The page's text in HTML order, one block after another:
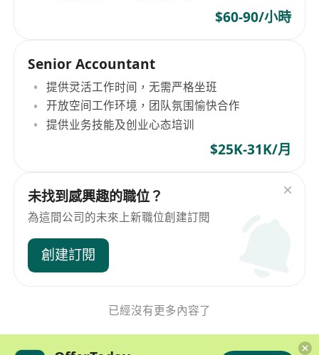
$60-90/小時
Senior Accountant
提供灵活工作时间，无需严格坐班
开放空间工作环境，团队氛围愉快合作
提供业务技能及创业心态培训
$25K-31K/月
未找到感興趣的職位？
為這間公司的未來上新職位創建訂閱
創建訂閱
已經沒有更多內容了